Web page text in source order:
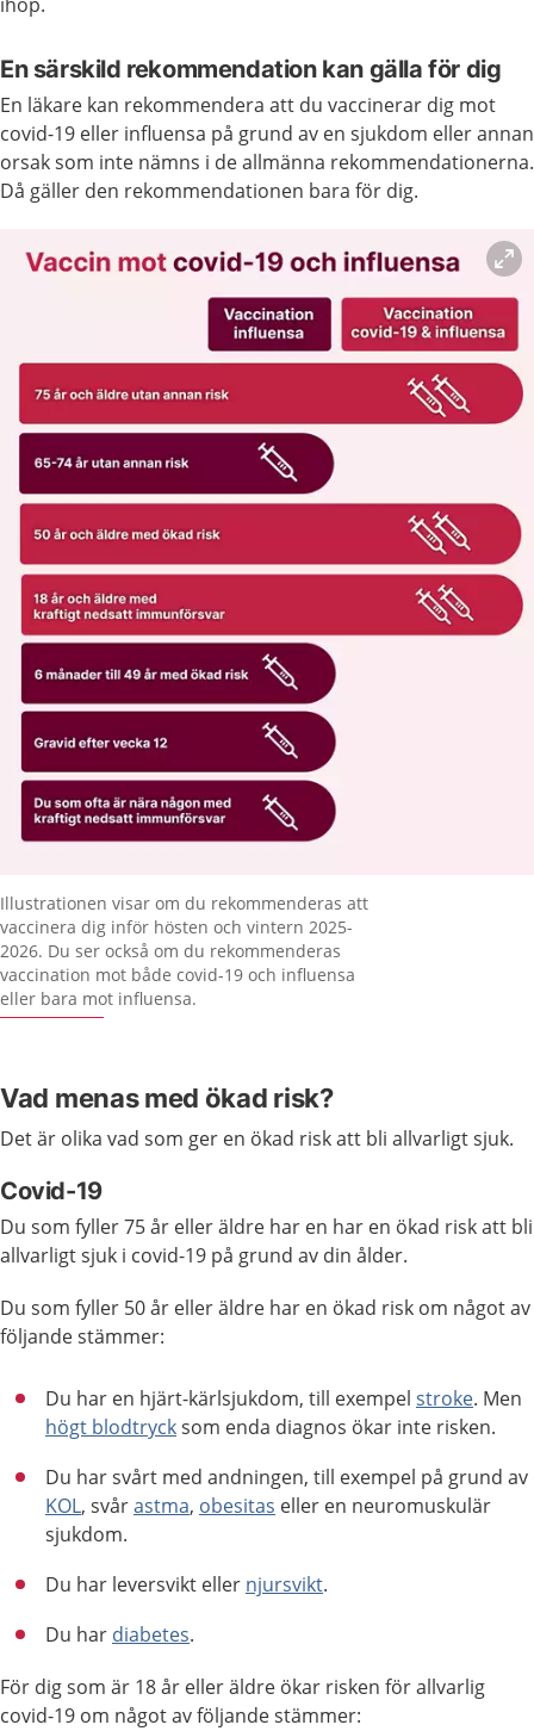
En särskild rekommendation kan gälla för dig
En läkare kan rekommendera att du vaccinerar dig mot
covid-19 eller influensa på grund av en sjukdom eller annan
orsak som inte nämns i de allmänna rekommendationerna.
Då gäller den rekommendationen bara för dig.
Förstora bilden
Illustrationen visar om du rekommenderas att
vaccinera dig inför hösten och vintern 2025-
2026. Du ser också om du rekommenderas
vaccination mot både covid-19 och influensa
eller bara mot influensa.
Vad menas med ökad risk?
Det är olika vad som ger en ökad risk att bli allvarligt sjuk.
Covid-19
Du som fyller 75 år eller äldre har en har en ökad risk att bli
allvarligt sjuk i covid-19 på grund av din ålder.
Du som fyller 50 år eller äldre har en ökad risk om något av
följande stämmer:
Du har en hjärt-kärlsjukdom, till exempel stroke. Men
högt blodtrycksom enda diagnos ökar inte risken.
Du har svårt med andningen, till exempel på grund av
KOL, svårastma, obesitas eller en neuromuskulär
sjukdom.
Du har leversvikt eller njursvikt.
Du har diabetes.
För dig som är 18 år eller äldre ökar risken för allvarlig
covid-19 om något av följande stämmer: